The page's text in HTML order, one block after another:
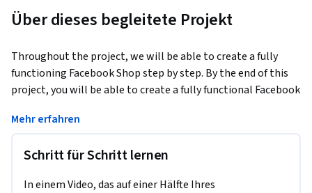
Über dieses begleitete Projekt
Throughout the project, we will be able to create a fully
functioning Facebook Shop step by step. By the end of this
project, you will be able to create a fully functional Facebook
able to identify and apply the functions of Facebook shop, in
prospective customers when they visit your shop.
Moreover, you will also be able to use Canva, which gives you
Mehr erfahren
Schritt für Schritt lernen
In einem Video, das auf einer Hälfte Ihres